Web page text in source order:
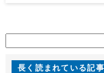
長く読まれている記事